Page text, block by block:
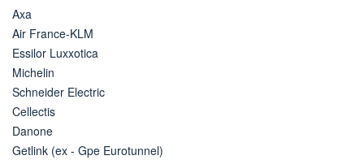
Axa
Air France-KLM
Essilor Luxxotica
Michelin
Schneider Electric
Cellectis
Danone
Getlink (ex - Gpe Eurotunnel)